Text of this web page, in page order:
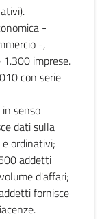
-
-,
imprese.
con serie
senso
dati sulla
ordinativi;
addetti
d'affari;
fornisce